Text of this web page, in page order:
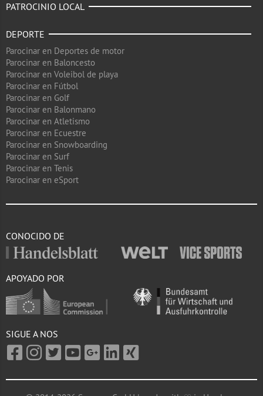
PATROCINIO LOCAL
DEPORTE
Parocinar en Deportes de motor
Parocinar en Baloncesto
Parocinar en Voleibol de playa
Parocinar en Fútbol
Parocinar en Golf
Parocinar en Balonmano
Parocinar en Atletismo
Parocinar en Ecuestre
Parocinar en Snowboarding
Parocinar en Surf
Parocinar en Tenis
Parocinar en eSport
CONOCIDO DE
APOYADO POR
SIGUE A NOS